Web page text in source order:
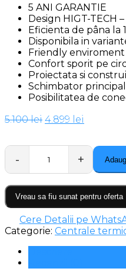
5 ANI GARANTIE
Design HIGT-TECH
Eficienta de pâna la
Disponibila in
Friendly enviroment
Confort sporit pe
Proiectata si
Schimbator
Posibilitatea de
5.100lei Prețul
a
fost:
5.100 lei.
4.899 lei
este:
4.899 lei.
Quantity
Vreau sa fiu sunat pentru oferta
Cere Detalii pe
Categorie: Centrale